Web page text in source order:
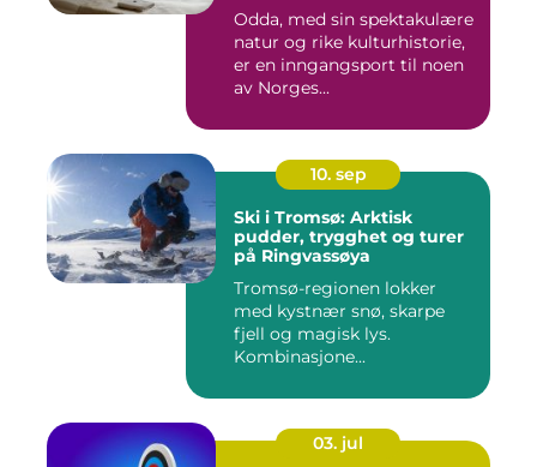
Odda, med sin spektakulære
natur og rike kulturhistorie,
er en inngangsport til noen
av Norges...
10. sep
Ski i Tromsø: Arktisk
pudder, trygghet og turer
på Ringvassøya
Tromsø-regionen lokker
med kystnær snø, skarpe
fjell og magisk lys.
Kombinasjone...
03. jul